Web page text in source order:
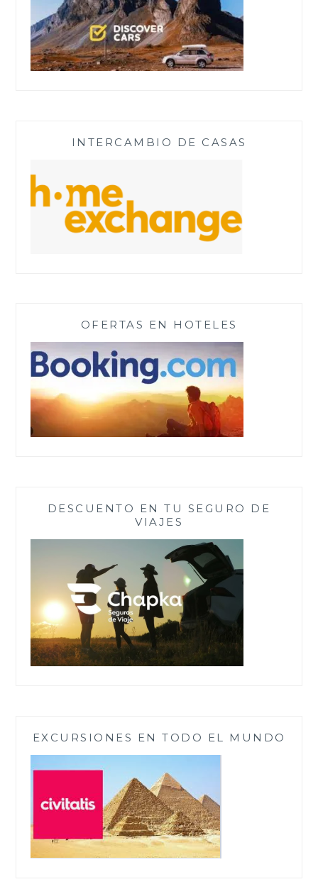
INTERCAMBIO DE CASAS
OFERTAS EN HOTELES
DESCUENTO EN TU SEGURO DE
VIAJES
EXCURSIONES EN TODO EL MUNDO